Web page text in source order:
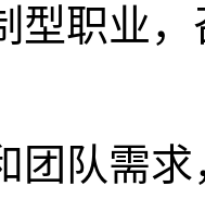
型职业
团队需